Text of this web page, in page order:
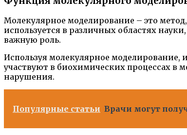
Молекулярное моделирование – это
используется в различных областях
важную роль.
Используя молекулярное моделирование,
участвуют в биохимических процессах в
нарушения.
Популярные статьи Врачи могут